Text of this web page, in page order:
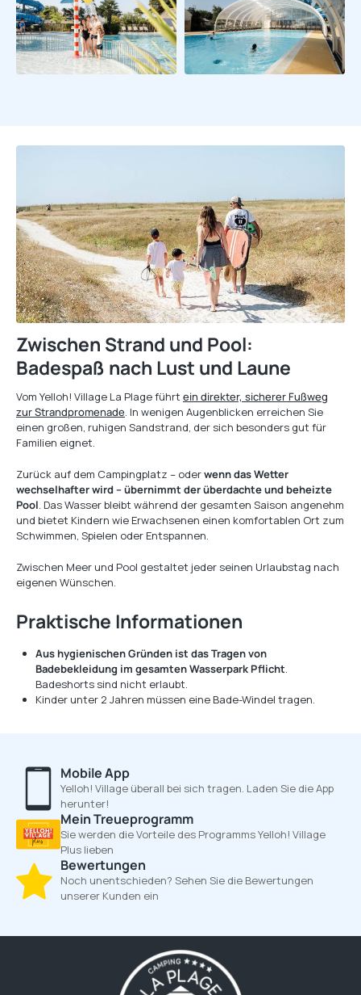
Zwischen Strand und Pool:
Badespaß nach Lust und Laune
Vom Yelloh! Village La Plage führt ein direkter, sicherer Fußweg
zur Strandpromenade. In wenigen Augenblicken erreichen Sie
einen großen, ruhigen Sandstrand, der sich besonders gut für
Familien eignet.
Zurück auf dem Campingplatz – oderwenn das Wetter
wechselhafter wird – übernimmt der überdachte und beheizte
Pool. Das Wasser bleibt während der gesamten Saison angenehm
und bietet Kindern wie Erwachsenen einen komfortablen Ort zum
Schwimmen, Spielen oder Entspannen.
Zwischen Meer und Pool gestaltet jeder seinen Urlaubstag nach
eigenen Wünschen.
Praktische Informationen
Aus hygienischen Gründen ist das Tragen von
Badebekleidung im gesamten Wasserpark Pflicht.
Badeshorts sind nicht erlaubt.
Kinder unter 2 Jahren müssen eine Bade-Windel tragen.
Mobile App
Yelloh! Village überall bei sich tragen. Laden Sie die App
herunter!
Mein Treueprogramm
Sie werden die Vorteile des Programms Yelloh! Village
Plus lieben
Bewertungen
Noch unentschieden? Sehen Sie die Bewertungen
unserer Kunden ein